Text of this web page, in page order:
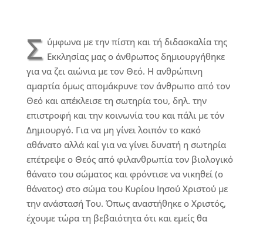
Σ ύμφωνα με την πίστη και τή διδασκαλία της
Εκκλησίας μας ο άνθρωπος δημιουργήθηκε
για να ζει αιώνια με τον Θεό. Η ανθρώπινη
αμαρτία όμως απομάκρυνε τον άνθρωπο από τον
Θεό και απέκλεισε τη σωτηρία του, δηλ. την
επιστροφή και την κοινωνία του και πάλι με τόν
Δημιουργό. Για να μη γίνει λοιπόν το κακό
αθάνατο αλλά καί για να γίνει δυνατή η σωτηρία
επέτρεψε ο Θεός από φιλανθρωπία τον βιολογικό
θάνατο του σώματος και φρόντισε να νικηθεί (ο
θάνατος) στο σώμα του Κυρίου Ιησού Χριστού με
την ανάστασή Του. Όπως αναστήθηκε ο Χριστός,
έχουμε τώρα τη βεβαιότητα ότι και εμείς θα